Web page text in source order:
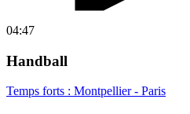
04:47
Handball
Temps forts : Montpellier - Paris